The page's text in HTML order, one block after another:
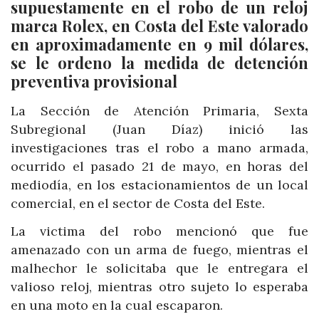
supuestamente en el robo de un reloj
marca Rolex, en Costa del Este valorado
en aproximadamente en 9 mil dólares,
se le ordeno la medida de detención
preventiva provisional
La Sección de Atención Primaria, Sexta
Subregional (Juan Díaz) inició las
investigaciones tras el robo a mano armada,
ocurrido el pasado 21 de mayo, en horas del
mediodía, en los estacionamientos de un local
comercial, en el sector de Costa del Este.
La victima del robo mencionó que fue
amenazado con un arma de fuego, mientras el
malhechor le solicitaba que le entregara el
valioso reloj, mientras otro sujeto lo esperaba
en una moto en la cual escaparon.